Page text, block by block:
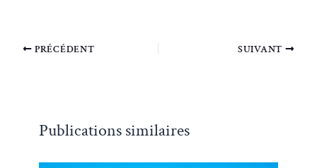
PRÉCÉDENT SUIVANT
Publications similaires